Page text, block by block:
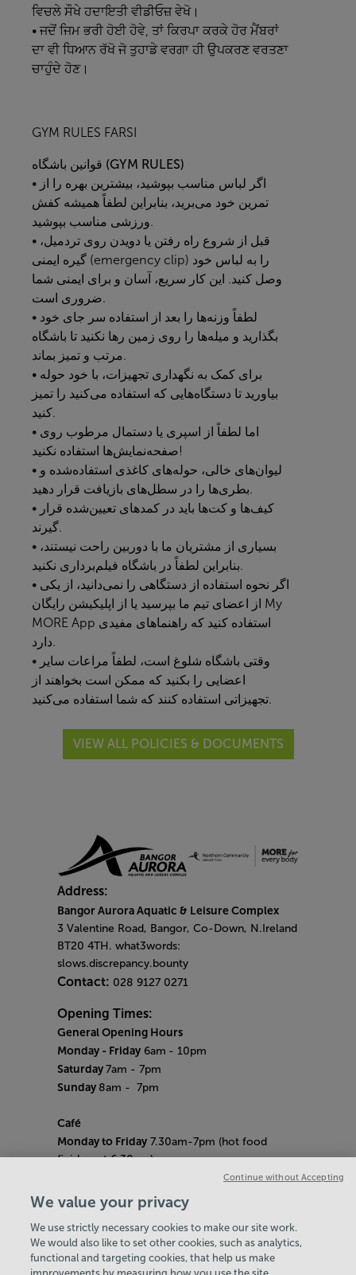
ਵਿਚਲੇ ਸੌਖੇ ਹਦਾਇਤੀ ਵੀਡੀਓਜ਼ ਵੇਖੋ।
• ਜਦੋਂ ਜਿਮ ਭਰੀ ਹੋਈ ਹੋਵੇ, ਤਾਂ ਕਿਰਪਾ ਕਰਕੇ ਹੋਰ ਮੈਂਬਰਾਂ
ਦਾ ਵੀ ਧਿਆਨ ਰੱਖੋ ਜੋ ਤੁਹਾਡੇ ਵਰਗਾ ਹੀ ਉਪਕਰਣ ਵਰਤਣਾ
ਚਾਹੁੰਦੇ ਹੋਣ।
GYM RULES FARSI
قوانین باشگاه (GYM RULES)
• اگر لباس مناسب بپوشید، بیشترین بهره را از
تمرین خود می‌برید، بنابراین لطفاً همیشه کفش
• قبل از شروع راه رفتن یا دویدن روی تردمیل،
گیره ایمنی (emergency clip) را به لباس خود
وصل کنید. این کار سریع، آسان و برای ایمنی شما
• لطفاً وزنه‌ها را بعد از استفاده سر جای خود
بگذارید و میله‌ها را روی زمین رها نکنید تا باشگاه
• برای کمک به نگهداری تجهیزات، با خود حوله
بیاورید تا دستگاه‌هایی که استفاده می‌کنید را تمیز
• اما لطفاً از اسپری یا دستمال مرطوب روی
صفحه‌نمایش‌ها استفاده نکنید!
• لیوان‌های خالی، حوله‌های کاغذی استفاده‌شده و
• کیف‌ها و کت‌ها باید در کمدهای تعیین‌شده قرار
• بسیاری از مشتریان ما با دوربین راحت نیستند،
• اگر نحوه استفاده از دستگاهی را نمی‌دانید، از یکی
My
MORE App
• وقتی باشگاه شلوغ است، لطفاً مراعات سایر
اعضایی را بکنید که ممکن است بخواهند از
VIEW ALL POLICIES & DOCUMENTS
Address:
Bangor Aurora Aquatic & Leisure Complex
3 Valentine Road, Bangor, Co-Down, N.Ireland
BT20 4TH. what3words:
slows.discrepancy.bounty
Contact: 028 9127 0271
Opening Times:
General Opening Hours
Monday - Friday 6am - 10pm
Saturday 7am - 7pm
Sunday 8am - 7pm
Café
Monday to Friday 7.30am-7pm (hot food
finishes at 6.30pm)
8am- 5pm (hot food finishes at
4.30pm)
9am-5pm (hot food finishes at
4.30pm)
Bank Holiday Hours:10am - 6pm
Quieter Hours
We value your privacy
We use strictly necessary cookies to make our site work.
We would also like to set other cookies, such as analytics,
functional and targeting cookies, that help us make
Continue without Accepting